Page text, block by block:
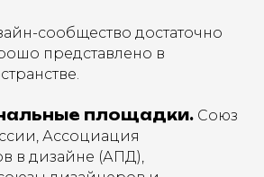
сообщество достаточно
представлено в
площадки. Союз
Ассоциация
в дизайне (АПД),